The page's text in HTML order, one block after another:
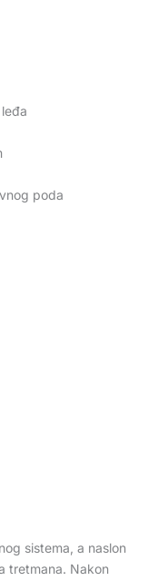
poda
sistema, a naslon
tretmana. Nakon